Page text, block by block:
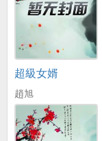
超級女婿
趙旭